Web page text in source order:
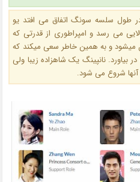
طول سلسه سونگ اتفاق می افتد یو
می رسد و امپراطوری از قدرتی که
میشود و به همین خاطر سعی میکند که
بیاورد. نانپینگ یک شاهزاده زیبا ولی
شروع می شود.